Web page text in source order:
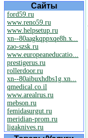
Сайты
ford59.ru
www.reno59.ru
www.helpsetup.ru
xn--80aagkqppxqe8h.x...
zao-szsk.ru
www.europeaneducatio...
prestigerus.ru
rollerdoor.ru
xn--80aibuxhdbs1g.xn...
qmedical.co.il
www.arealrus.ru
mebson.ru
femidasurgut.ru
meridian-prom.ru
ligaknives.ru